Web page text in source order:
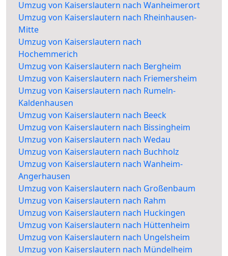
Umzug von Kaiserslautern nach Wanheimerort
Umzug von Kaiserslautern nach Rheinhausen-
Mitte
Umzug von Kaiserslautern nach
Hochemmerich
Umzug von Kaiserslautern nach Bergheim
Umzug von Kaiserslautern nach Friemersheim
Umzug von Kaiserslautern nach Rumeln-
Kaldenhausen
Umzug von Kaiserslautern nach Beeck
Umzug von Kaiserslautern nach Bissingheim
Umzug von Kaiserslautern nach Wedau
Umzug von Kaiserslautern nach Buchholz
Umzug von Kaiserslautern nach Wanheim-
Angerhausen
Umzug von Kaiserslautern nach Großenbaum
Umzug von Kaiserslautern nach Rahm
Umzug von Kaiserslautern nach Huckingen
Umzug von Kaiserslautern nach Hüttenheim
Umzug von Kaiserslautern nach Ungelsheim
Umzug von Kaiserslautern nach Mündelheim